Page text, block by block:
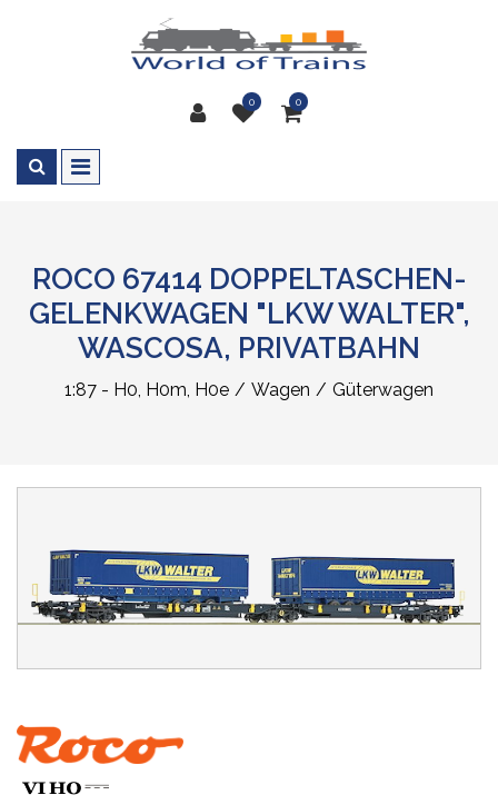
0 0
ROCO 67414 DOPPELTASCHEN-
GELENKWAGEN "LKW WALTER",
WASCOSA, PRIVATBAHN
1:87 - H0, H0m, H0e Wagen Güterwagen